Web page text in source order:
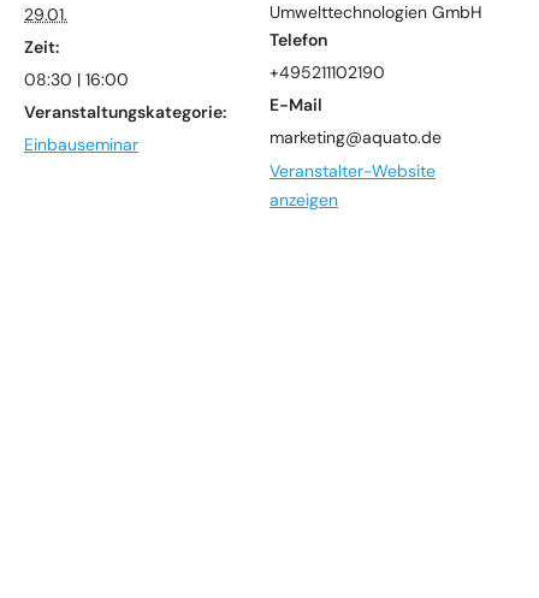
29.01.
Zeit:
08:30 | 16:00
Veranstaltungskategorie:
Einbauseminar
Umwelttechnologien GmbH
Telefon
+495211102190
E-Mail
marketing@aquato.de
Veranstalter-Website
anzeigen